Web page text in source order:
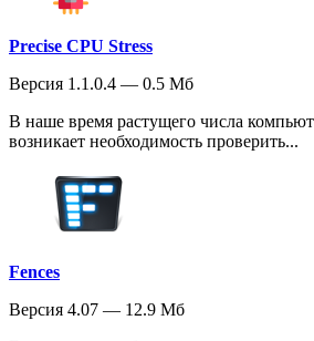
Precise CPU Stress
Версия 1.1.0.4 — 0.5 Мб
В наше время растущего числа
возникает необходимость проверить...
Fences
Версия 4.07 — 12.9 Мб